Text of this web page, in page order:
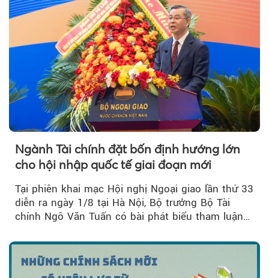
Ngành Tài chính đặt bốn định hướng lớn
cho hội nhập quốc tế giai đoạn mới
Tại phiên khai mạc Hội nghị Ngoại giao lần thứ 33
diễn ra ngày 1/8 tại Hà Nội, Bộ trưởng Bộ Tài
chính Ngô Văn Tuấn có bài phát biểu tham luận